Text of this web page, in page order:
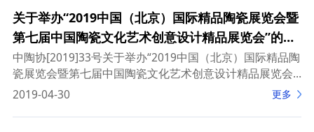
关于举办“2019中国（北京）国际精品陶瓷展览会暨
第七届中国陶瓷文化艺术创意设计精品展览会”的通
知
中陶协[2019]33号关于举办“2019中国（北京）国际精品陶
瓷展览会暨第七届中国陶瓷文化艺术创意设计精品展览会”
的通知各产瓷区政府，陶瓷协会、院所、企业、艺术及设
2019-04-30 更多